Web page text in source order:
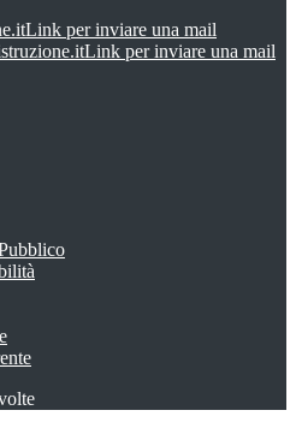
Link per inviare una mail
Link per inviare una mail